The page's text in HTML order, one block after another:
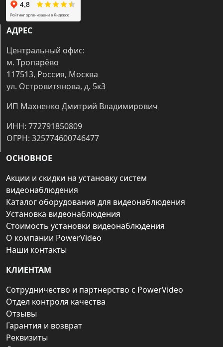
АДРЕС
Центральный офис:
м. Тропарёво
117513, Россия, Москва
ул. Островитянова, д. 5к3
ИП Махненко Дмитрий Владимирович
ИНН: 772791850809
ОГРН: 325774600746477
ОСНОВНОЕ
Акции и скидки на установку систем
видеонаблюдения
Каталог оборудования для видеонаблюдения
Установка видеонаблюдения
Стоимость установки видеонаблюдения
О компании PowerVideo
Наши контакты
КЛИЕНТАМ
Сотрудничество и партнерство с PowerVideo
Отдел контроля качества
Отзывы
Гарантия и возврат
Реквизиты